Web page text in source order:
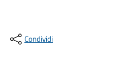
Condividi